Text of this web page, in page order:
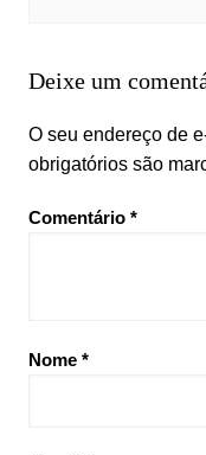
Deixe um
O seu endereço de
obrigatórios são
Comentário *
Nome *